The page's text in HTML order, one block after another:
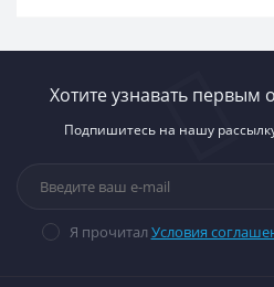
Хотите узнавать первым
Подпишитесь на нашу
Я прочитал Условия